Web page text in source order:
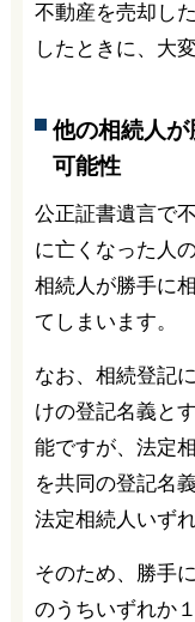
不動産を売却し
したときに、大
他の相続人が
可能性
公正証書遺言で
に亡くなった人
相続人が勝手に
てしまいます。
なお、相続登記
けの登記名義と
能ですが、法定
を共同の登記名
法定相続人いず
そのため、勝手
のうちいずれか